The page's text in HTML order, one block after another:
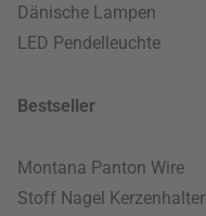
Dänische Lampen
LED Pendelleuchte
Bestseller
Montana Panton Wire
Stoff Nagel Kerzenhalter